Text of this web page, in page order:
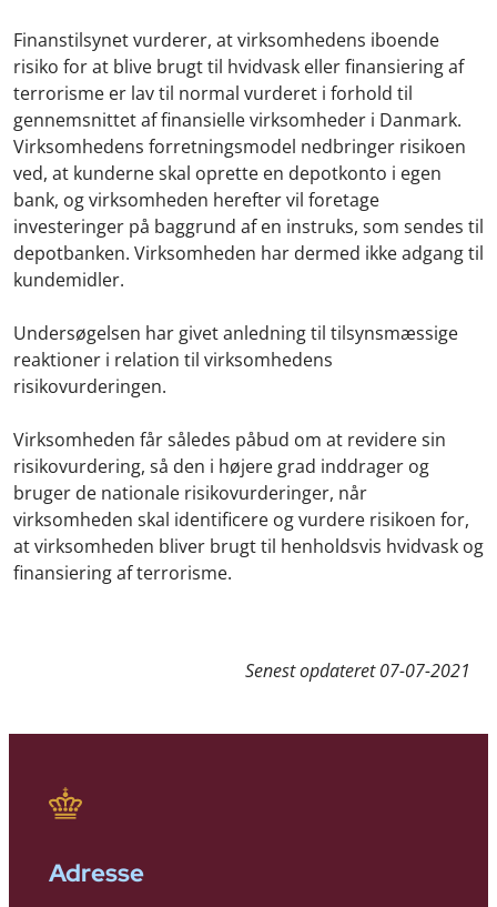
Finanstilsynet vurderer, at virksomhedens iboende
risiko for at blive brugt til hvidvask eller finansiering af
terrorisme er lav til normal vurderet i forhold til
gennemsnittet af finansielle virksomheder i Danmark.
Virksomhedens forretningsmodel nedbringer risikoen
ved, at kunderne skal oprette en depotkonto i egen
bank, og virksomheden herefter vil foretage
investeringer på baggrund af en instruks, som sendes til
depotbanken. Virksomheden har dermed ikke adgang til
kundemidler.
Undersøgelsen har givet anledning til tilsynsmæssige
reaktioner i relation til virksomhedens
risikovurderingen.
Virksomheden får således påbud om at revidere sin
risikovurdering, så den i højere grad inddrager og
bruger de nationale risikovurderinger, når
virksomheden skal identificere og vurdere risikoen for,
at virksomheden bliver brugt til henholdsvis hvidvask og
finansiering af terrorisme.
Senest opdateret07-07-2021
Adresse